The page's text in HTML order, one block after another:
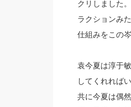
クリしました
ラクションみ
仕組みをこの
袁今夏は淳于
してくれれば
共に今夏は偶